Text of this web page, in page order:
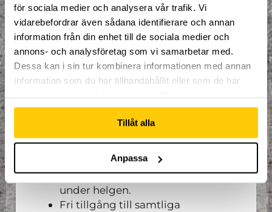
för sociala medier och analysera vår trafik. Vi
vidarebefordrar även sådana identifierare och annan
information från din enhet till de sociala medier och
annons- och analysföretag som vi samarbetar med.
Dessa kan i sin tur kombinera informationen med annan
information som du har tillhandahållit eller som de har
Tillåt alla
Anpassa
Sängkläder och handduk.
Vad som ingår:
Mat och sovplats
instruktörer.
extremsportsarena.
Goodiebag från Dome.
Små tävlingar och utmaningar
under helgen.
Fri tillgång till samtliga